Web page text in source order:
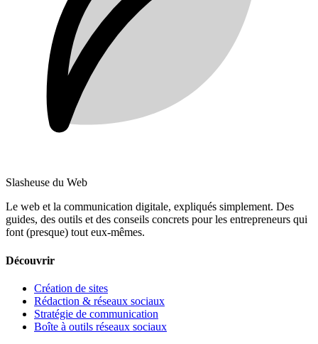
Slasheuse du Web
Le web et la communication digitale, expliqués simplement. Des
guides, des outils et des conseils concrets pour les entrepreneurs qui
font (presque) tout eux-mêmes.
Découvrir
Création de sites
Rédaction & réseaux sociaux
Stratégie de communication
Boîte à outils réseaux sociaux